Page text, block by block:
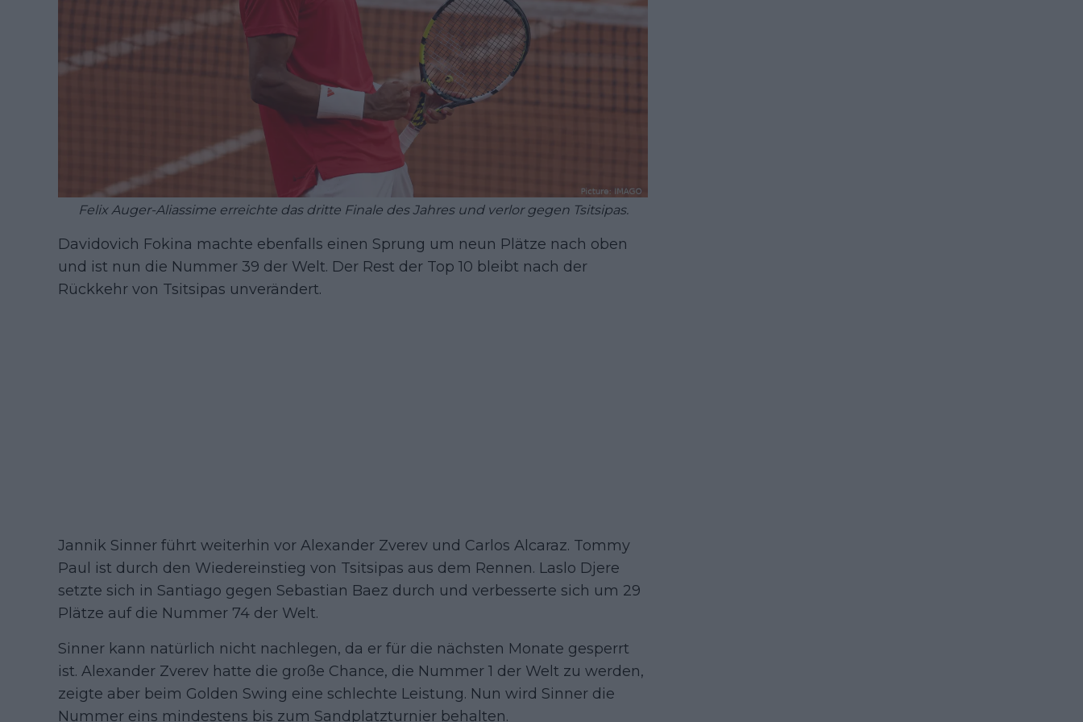
Felix Auger-Aliassime erreichte das dritte Finale des Jahres und verlor gegen Tsitsipas.
Davidovich Fokina machte ebenfalls einen Sprung um neun Plätze nach oben
und ist nun die Nummer 39 der Welt. Der Rest der Top 10 bleibt nach der
Rückkehr von Tsitsipas unverändert.
Jannik Sinner führt weiterhin vor Alexander Zverev und Carlos Alcaraz. Tommy
Paul ist durch den Wiedereinstieg von Tsitsipas aus dem Rennen. Laslo Djere
setzte sich in Santiago gegen Sebastian Baez durch und verbesserte sich um 29
Plätze auf die Nummer 74 der Welt.
Sinner kann natürlich nicht nachlegen, da er für die nächsten Monate gesperrt
ist. Alexander Zverev hatte die große Chance, die Nummer 1 der Welt zu werden,
zeigte aber beim Golden Swing eine schlechte Leistung. Nun wird Sinner die
Nummer eins mindestens bis zum Sandplatzturnier behalten.